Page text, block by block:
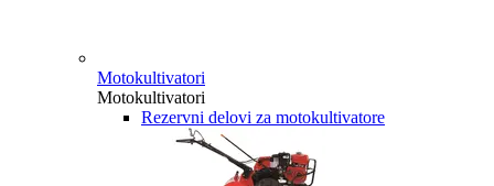
Motokultivatori
Motokultivatori
Rezervni delovi za motokultivatore